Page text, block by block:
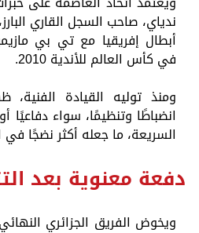
ندياي، صاحب السجل القاري
أبطال إفريقيا مع تي بي
في كأس العالم للأندية 2010.
ومنذ توليه القيادة
انضباطًا وتنظيمًا، سواء دفاعيًا
السريعة، ما جعله أكثر نضجًا في
دفعة معنوية بعد
ويخوض الفريق الجزائري